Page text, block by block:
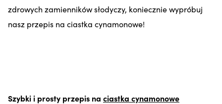
zdrowych zamienników słodyczy, koniecznie wypróbuj
nasz przepis na ciastka cynamonowe!
Szybki i prosty przepis na ciastka cynamonowe